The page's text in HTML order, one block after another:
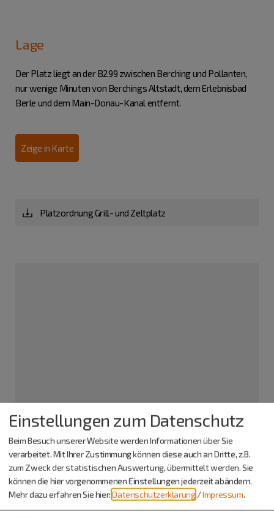
Lage
Der Platz liegt an der B299 zwischen Berching und Pollanten,
nur wenige Minuten von Berchings Altstadt, dem Erlebnisbad
Berle und dem Main-Donau-Kanal entfernt.
Zeige in Karte
Platzordnung Grill- und Zeltplatz
Grill- und Zeltplatz
Breitenfurt
Breitenfurt A 13
92334 Berching
Info-Adresse
Stadt Berching - Grill- und Zeltplatz
Einstellungen zum Datenschutz
Beim Besuch unserer Website werden Informationen über Sie
verarbeitet. Mit Ihrer Zustimmung können diese auch an Dritte, z.B.
zum Zweck der statistischen Auswertung, übermittelt werden. Sie
können die hier vorgenommenen Einstellungen jederzeit abändern.
Mehr dazu erfahren Sie hier:Datenschutzerklärung /Impressum.